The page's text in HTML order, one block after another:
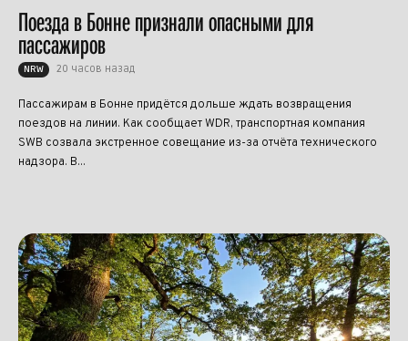
Поезда в Бонне признали опасными для
пассажиров
NRW 20 часов назад
Пассажирам в Бонне придётся дольше ждать возвращения
поездов на линии. Как сообщает WDR, транспортная компания
SWB созвала экстренное совещание из-за отчёта технического
надзора. В...